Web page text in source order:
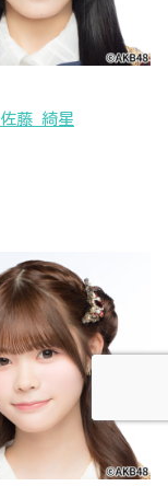
佐藤 綺星